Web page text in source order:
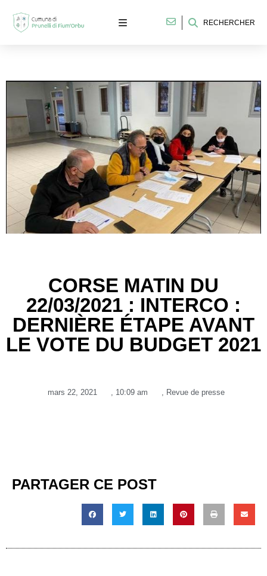
RECHERCHER
CORSE MATIN DU
22/03/2021 : INTERCO :
DERNIÈRE ÉTAPE AVANT
LE VOTE DU BUDGET 2021
mars 22, 2021 10:09 am Revue de presse
PARTAGER CE POST